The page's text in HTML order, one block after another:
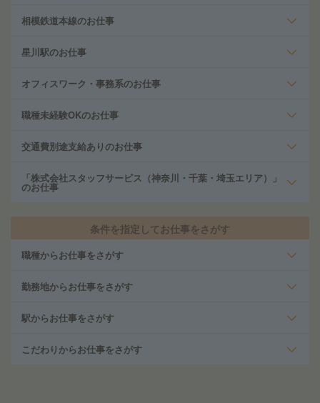
相模鉄道本線のお仕事
星川駅のお仕事
オフィスワーク・事務系のお仕事
職種未経験OKのお仕事
交通費別途支給ありのお仕事
「株式会社スタッフサービス（神奈川・千葉・埼玉エリア）」
のお仕事
条件を指定してお仕事をさがす
職種からお仕事をさがす
勤務地からお仕事をさがす
駅からお仕事をさがす
こだわりからお仕事をさがす